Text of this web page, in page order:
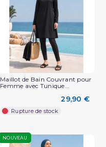
Maillot de Bain Couvrant pour
Femme avec Tunique...
29,90 €
Rupture de stock
NOUVEAU